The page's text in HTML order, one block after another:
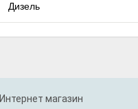
Дизель
Интернет магазин